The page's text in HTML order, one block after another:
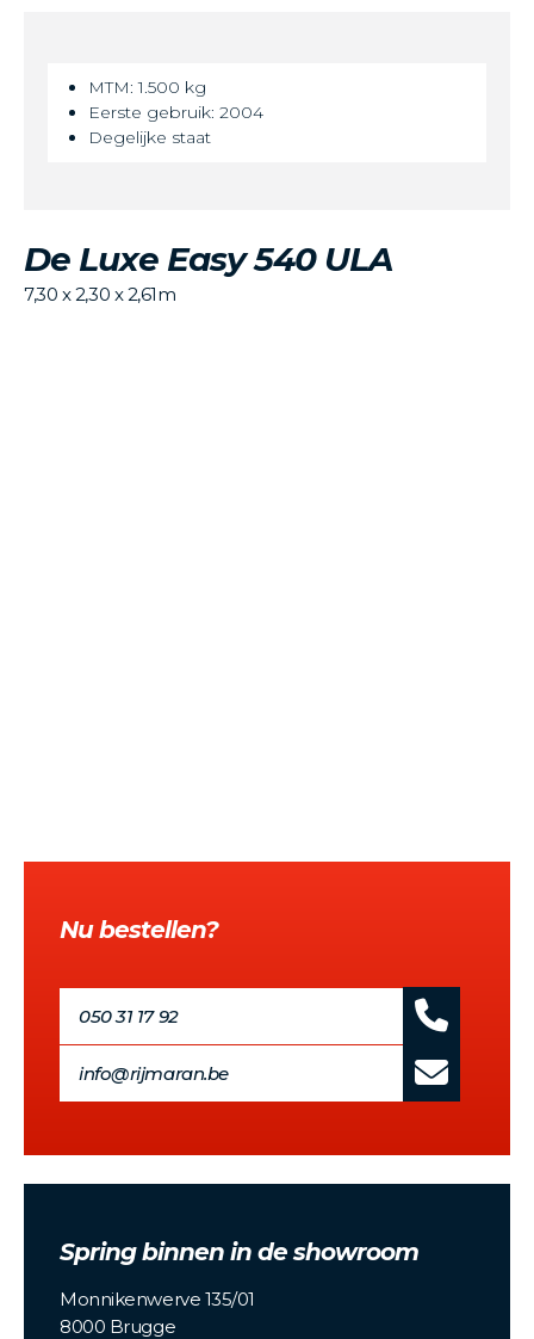
MTM: 1.500 kg
Eerste gebruik: 2004
Degelijke staat
De Luxe Easy 540 ULA
7,30 x 2,30 x 2,61m
Nu bestellen?
050 31 17 92
info@rijmaran.be
Spring binnen in de showroom
Monnikenwerve 135/01
8000 Brugge